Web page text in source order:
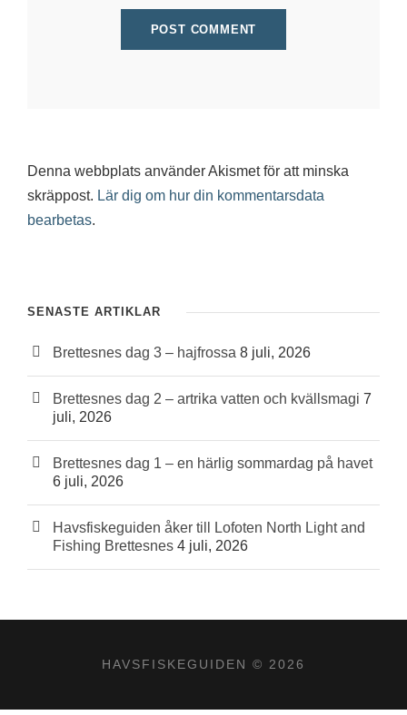
Denna webbplats använder Akismet för att minska
skräppost. Lär dig om hur din kommentarsdata
bearbetas.
SENASTE ARTIKLAR
Brettesnes dag 3 – hajfrossa 8 juli, 2026
Brettesnes dag 2 – artrika vatten och kvällsmagi 7
juli, 2026
Brettesnes dag 1 – en härlig sommardag på havet
6 juli, 2026
Havsfiskeguiden åker till Lofoten North Light and
Fishing Brettesnes 4 juli, 2026
HAVSFISKEGUIDEN © 2026